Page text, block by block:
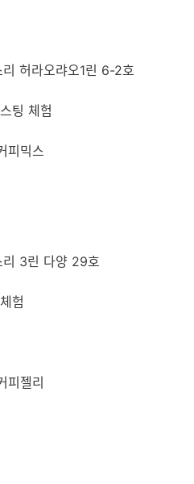
허라오랴오1린 6-2호
팅 체험
피믹스
리 3린 다양 29호
험
피젤리